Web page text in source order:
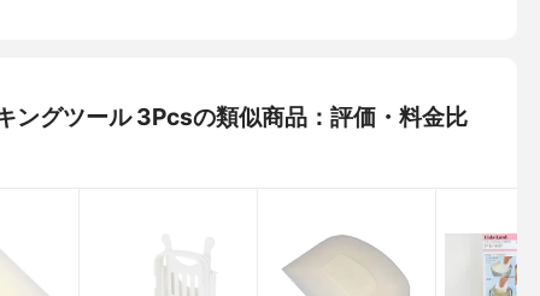
グツール 3Pcsの類似商品：評価・料金比